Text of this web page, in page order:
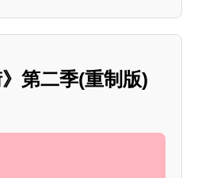
第二季(重制版)